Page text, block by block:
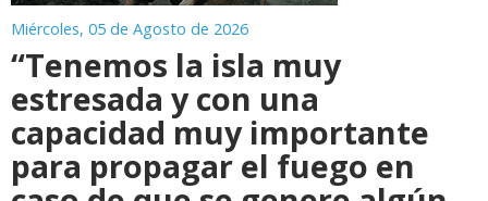
Miércoles, 05 de Agosto de 2026
“Tenemos la isla muy
estresada y con una
capacidad muy importante
para propagar el fuego en